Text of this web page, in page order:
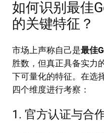
如何识别最佳
的关键特征？
市场上声称自己是最佳
胜数，但真正具备实力
下可量化的特征。在选
四个维度进行考察：
1. 官方认证与合